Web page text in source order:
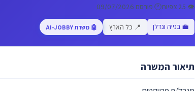
👁️ 25 צפיות 🕐 פורסם 09/07/2026
💼 בנייה ונדלן 📍 כל הארץ 🤖 משרת AI-JOBBY
תיאור המשרה